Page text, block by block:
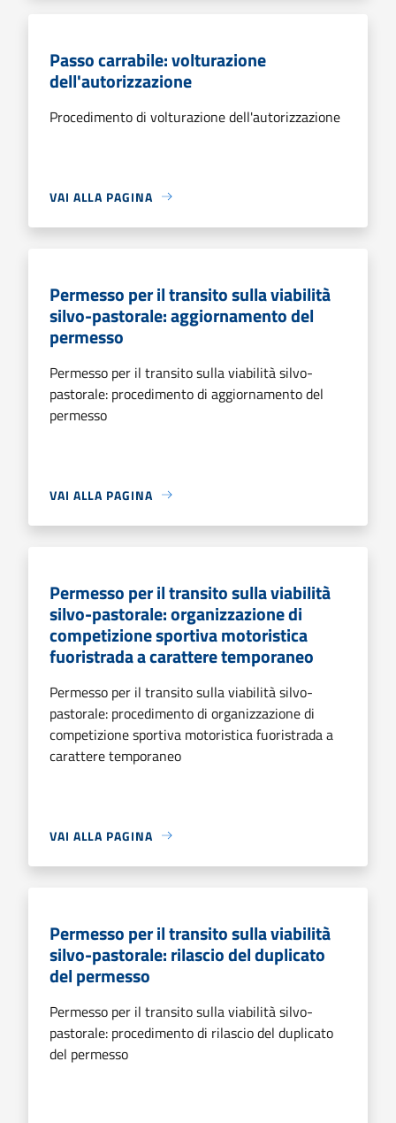
Passo carrabile: volturazione
dell'autorizzazione
Procedimento di volturazione dell'autorizzazione
VAI ALLA PAGINA
Permesso per il transito sulla viabilità
silvo-pastorale: aggiornamento del
permesso
Permesso per il transito sulla viabilità silvo-
pastorale: procedimento di aggiornamento del
permesso
VAI ALLA PAGINA
Permesso per il transito sulla viabilità
silvo-pastorale: organizzazione di
competizione sportiva motoristica
fuoristrada a carattere temporaneo
Permesso per il transito sulla viabilità silvo-
pastorale: procedimento di organizzazione di
competizione sportiva motoristica fuoristrada a
carattere temporaneo
VAI ALLA PAGINA
Permesso per il transito sulla viabilità
silvo-pastorale: rilascio del duplicato
del permesso
Permesso per il transito sulla viabilità silvo-
pastorale: procedimento di rilascio del duplicato
del permesso